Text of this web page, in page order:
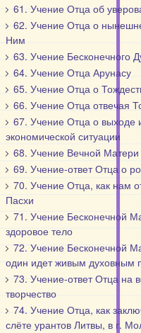
61. Учение Отца об
62. Учение Отца о
Ним
63. Учение Бесконечного
64. Учение Отца Арунасу
65. Учение Отца о
66. Учение Отца отвечая
67. Учение Отца о выходе
экономической ситуации
68. Учение Вечной Матери
69. Учение-ответ Отца о
70. Учение Отца, как нам
Пасхи
71. Учение Бесконечной
здоровое тело
72. Учение Бесконечной
один идет живым духовным
73. Учение-ответ Отца на
творчество
74. Учение Отца, как
слёте урантов Литвы, в г.